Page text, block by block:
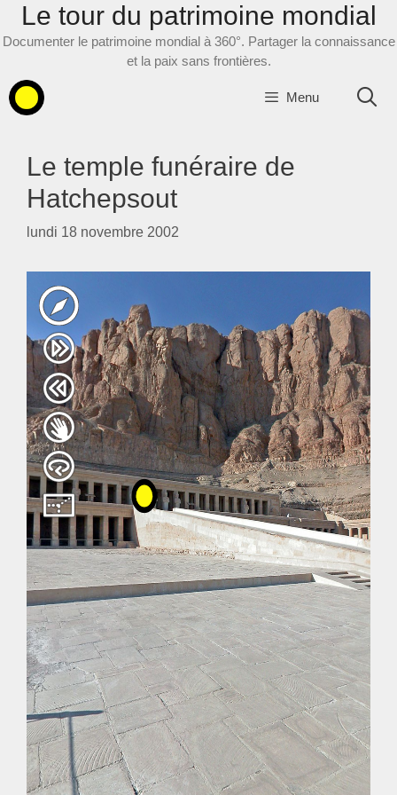
AllerLe tour du patrimoine mondial
Documenter le patrimoine mondial à 360°. Partager la connaissance
et la paix sans frontières.
Menu
Le temple funéraire de
Hatchepsout
lundi 18 novembre 2002